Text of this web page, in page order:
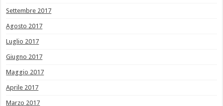
Settembre 2017
Agosto 2017
Luglio 2017
Giugno 2017
Maggio 2017
Aprile 2017
Marzo 2017